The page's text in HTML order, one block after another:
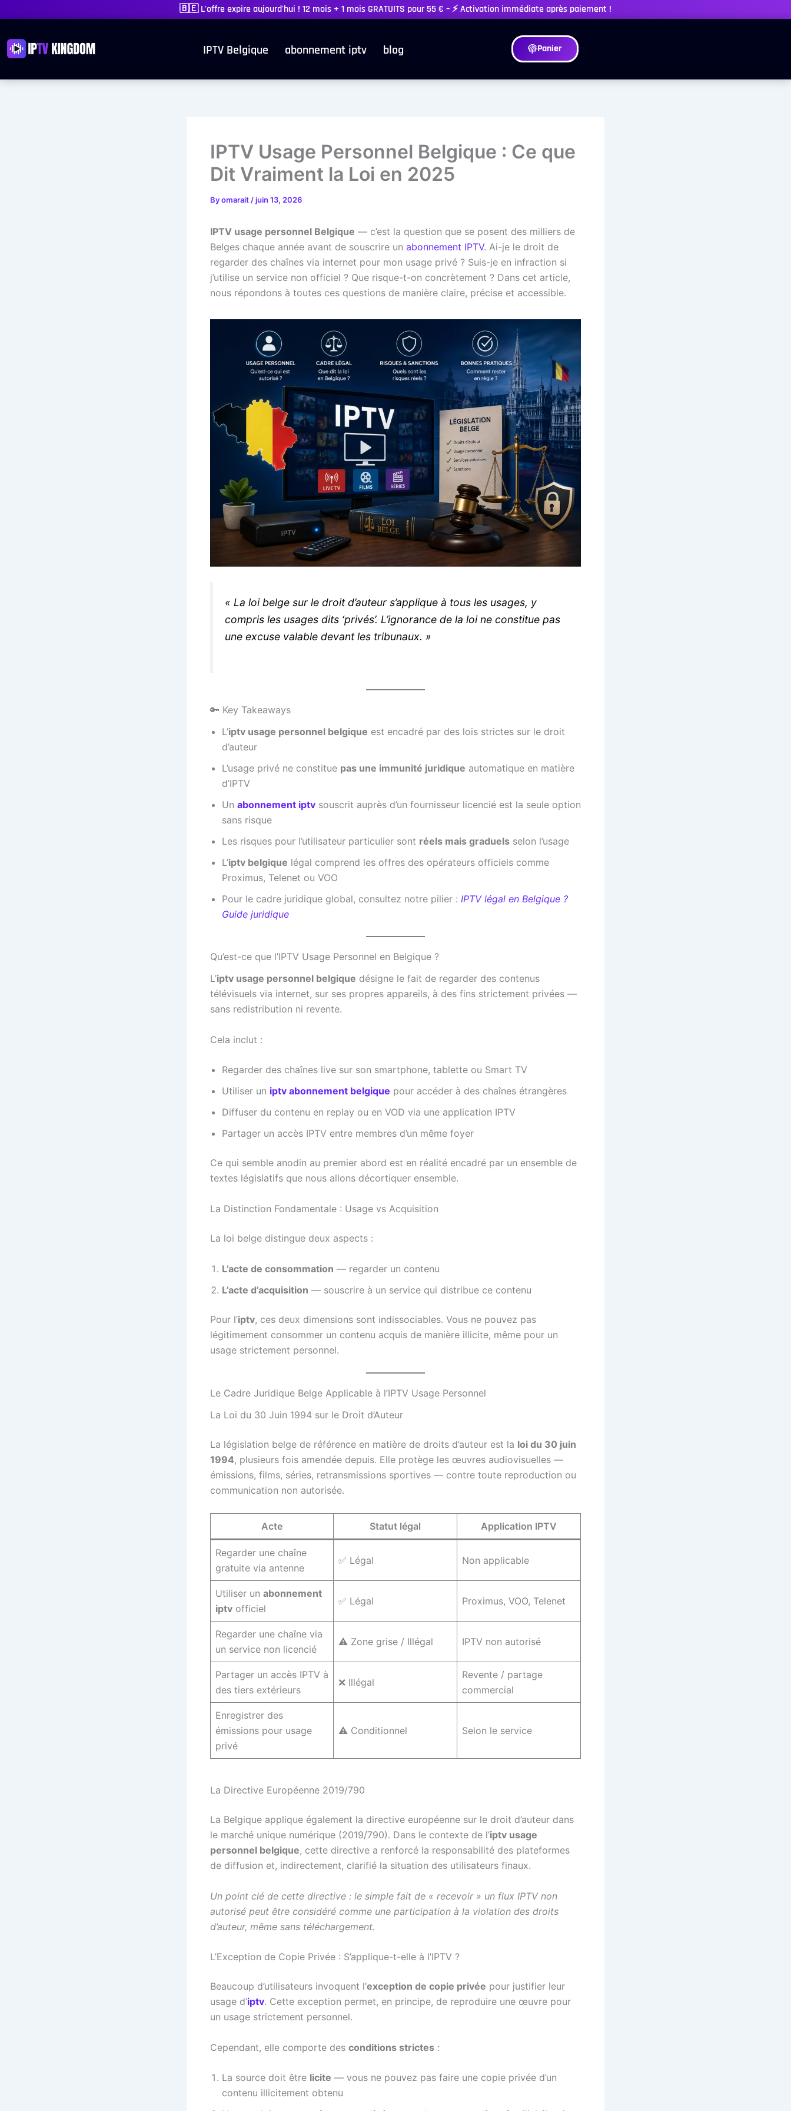
to
content
🇧🇪 L'offre expire aujourd'hui ! 12 mois + 1 mois GRATUITS pour 55 € – ⚡ Activation immédiate après paiement !
IPTV Belgique abonnement iptv blog Panier
IPTV Usage Personnel Belgique : Ce que
Dit Vraiment la Loi en 2025
Byomarait /juin 13, 2026
IPTV usage personnel Belgique — c’est la question que se posent des milliers de
Belges chaque année avant de souscrire un abonnement IPTV. Ai-je le droit de
regarder des chaînes via internet pour mon usage privé ? Suis-je en infraction si
j’utilise un service non officiel ? Que risque-t-on concrètement ? Dans cet article,
nous répondons à toutes ces questions de manière claire, précise et accessible.
« La loi belge sur le droit d’auteur s’applique à tous les usages, y
compris les usages dits ‘privés’. L’ignorance de la loi ne constitue pas
une excuse valable devant les tribunaux. »
🔑 Key Takeaways
L’iptv usage personnel belgique est encadré par des lois strictes sur le droit
d’auteur
L’usage privé ne constitue pas une immunité juridique automatique en matière
d’IPTV
Un abonnement iptv souscrit auprès d’un fournisseur licencié est la seule option
sans risque
Les risques pour l’utilisateur particulier sont réels mais graduels selon l’usage
L’iptv belgique légal comprend les offres des opérateurs officiels comme
Proximus, Telenet ou VOO
Pour le cadre juridique global, consultez notre pilier : IPTV légal en Belgique ?
Guide juridique
Qu’est-ce que l’IPTV Usage Personnel en Belgique ?
L’iptv usage personnel belgique désigne le fait de regarder des contenus
télévisuels via internet, sur ses propres appareils, à des fins strictement privées —
sans redistribution ni revente.
Cela inclut :
Regarder des chaînes live sur son smartphone, tablette ou Smart TV
Utiliser un iptv abonnement belgique pour accéder à des chaînes étrangères
Diffuser du contenu en replay ou en VOD via une application IPTV
Partager un accès IPTV entre membres d’un même foyer
Ce qui semble anodin au premier abord est en réalité encadré par un ensemble de
textes législatifs que nous allons décortiquer ensemble.
La Distinction Fondamentale : Usage vs Acquisition
La loi belge distingue deux aspects :
L’acte de consommation — regarder un contenu
L’acte d’acquisition — souscrire à un service qui distribue ce contenu
Pour l’iptv, ces deux dimensions sont indissociables. Vous ne pouvez pas
légitimement consommer un contenu acquis de manière illicite, même pour un
usage strictement personnel.
Le Cadre Juridique Belge Applicable à l’IPTV Usage Personnel
La Loi du 30 Juin 1994 sur le Droit d’Auteur
La législation belge de référence en matière de droits d’auteur est la loi du 30 juin
1994, plusieurs fois amendée depuis. Elle protège les œuvres audiovisuelles —
émissions, films, séries, retransmissions sportives — contre toute reproduction ou
communication non autorisée.
Acte Statut légal Application IPTV
Regarder une chaîne
gratuite via antenne
✅ Légal Non applicable
Utiliser un abonnement
iptv officiel
✅ Légal Proximus, VOO, Telenet
Regarder une chaîne via
un service non licencié
⚠️ Zone grise / Illégal IPTV non autorisé
Partager un accès IPTV à
des tiers extérieurs
❌ Illégal
Revente / partage
commercial
Enregistrer des
émissions pour usage
privé
⚠️ Conditionnel Selon le service
La Directive Européenne 2019/790
La Belgique applique également la directive européenne sur le droit d’auteur dans
le marché unique numérique (2019/790). Dans le contexte de l’iptv usage
personnel belgique, cette directive a renforcé la responsabilité des plateformes
de diffusion et, indirectement, clarifié la situation des utilisateurs finaux.
Un point clé de cette directive : le simple fait de « recevoir » un flux IPTV non
autorisé peut être considéré comme une participation à la violation des droits
d’auteur, même sans téléchargement.
L’Exception de Copie Privée : S’applique-t-elle à l’IPTV ?
Beaucoup d’utilisateurs invoquent l’exception de copie privée pour justifier leur
usage d’iptv. Cette exception permet, en principe, de reproduire une œuvre pour
un usage strictement personnel.
Cependant, elle comporte des conditions strictes :
La source doit être licite — vous ne pouvez pas faire une copie privée d’un
contenu illicitement obtenu